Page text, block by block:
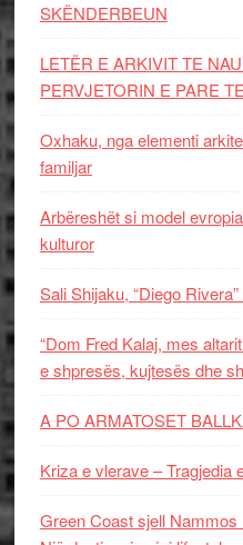
SKËNDERBEUN
LETËR E ARKIVIT TE
PERVJETORIN E PARE
Oxhaku, nga elementi
familjar
Arbëreshët si model
kulturor
Sali Shijaku, “Diego
“Dom Fred Kalaj, mes
e shpresës, kujtesës dhe
A PO ARMATOSET
Kriza e vlerave – Tragjedia
Green Coast sjell